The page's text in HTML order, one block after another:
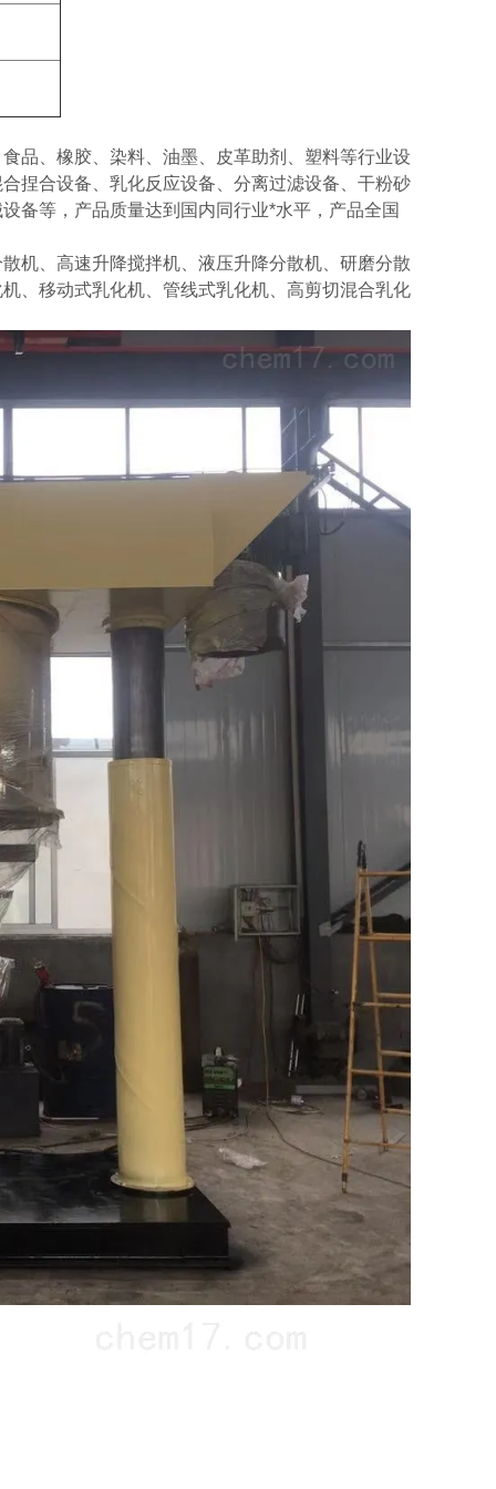
品、橡胶、染料、油墨、皮革助剂、塑料等行业设
捏合设备、乳化反应设备、分离过滤设备、干粉砂
备等，产品质量达到国内同行业*水平，产品全国
机、高速升降搅拌机、液压升降分散机、研磨分散
、移动式乳化机、管线式乳化机、高剪切混合乳化